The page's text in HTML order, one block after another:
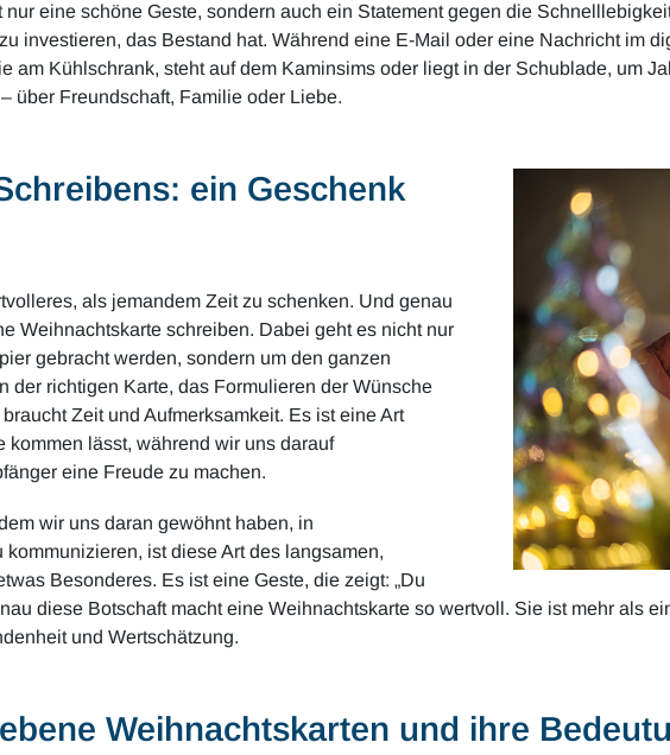
eine schöne Geste, sondern auch ein Statement gegen die
investieren, das Bestand hat. Während eine E-Mail oder eine Nachricht im
am Kühlschrank, steht auf dem Kaminsims oder liegt in der Schublade, um
über Freundschaft, Familie oder Liebe.
ein Geschenk
als jemandem Zeit zu schenken. Und genau
Weihnachtskarte schreiben. Dabei geht es nicht nur
gebracht werden, sondern um den ganzen
der richtigen Karte, das Formulieren der Wünsche
Zeit und Aufmerksamkeit. Es ist eine Art
kommen lässt, während wir uns darauf
eine Freude zu machen.
wir uns daran gewöhnt haben, in
ist diese Art des langsamen,
Besonderes. Es ist eine Geste, die zeigt: „Du
diese Botschaft macht eine Weihnachtskarte so wertvoll. Sie ist mehr als
und Wertschätzung.
Weihnachtskarten und ihre